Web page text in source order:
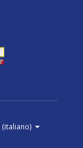
(italiano)